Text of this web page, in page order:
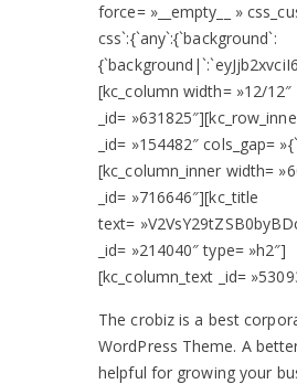
force= »__empty__ »
css`:{`any`:{`background`:
[kc_column width= »12/12″
_id=
_id= »154482″ cols_gap=
[kc_column_inner width=
_id= »716646″][kc_title
text=
_id= »214040″ type= »h2″]
[kc_column_text _id=
The crobiz is a best
WordPress Theme. A
helpful for growing your